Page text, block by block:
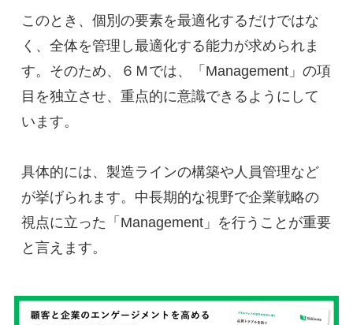
このとき、個別の要素を最適化するだけではな
く、全体を管理し最適化する能力が求められま
す。そのため、６Ｍでは、「Management」の項
目を独立させ、重点的に意識できるようにして
います。
具体的には、製造ラインの構築や人員管理など
が挙げられます。中長期的な視野で企業戦略の
視点に立った「Management」を行うことが重要
と言えます。